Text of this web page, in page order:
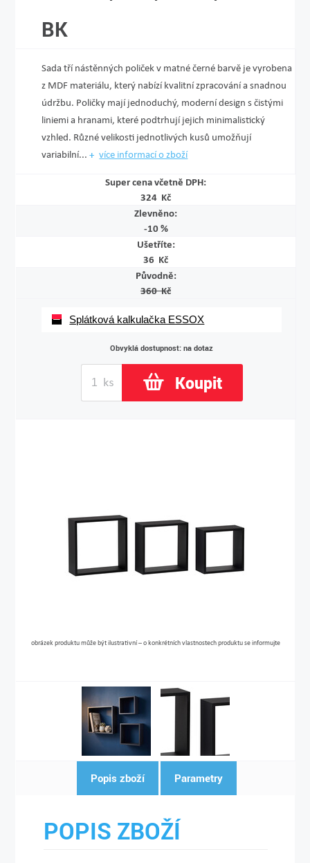
BK
Sada tří nástěnných poliček v matné černé barvě je vyrobena
z MDF materiálu, který nabízí kvalitní zpracování a snadnou
údržbu. Poličky mají jednoduchý, moderní design s čistými
liniemi a hranami, které podtrhují jejich minimalistický
vzhled. Různé velikosti jednotlivých kusů umožňují
variabilní...
více informací o zboží
Super cena včetně DPH:
324 Kč
Zlevněno:
-10 %
Ušetříte:
36 Kč
Původně:
360 Kč
Splátková kalkulačka ESSOX
Obvyklá dostupnost: na dotaz
Koupit
obrázek produktu může být ilustrativní – o konkrétních vlastnostech produktu se informujte
Popis zboží Parametry
POPIS ZBOŽÍ